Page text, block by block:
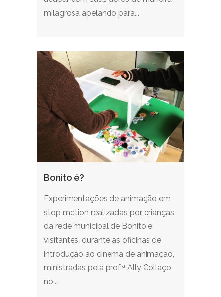
milagrosa apelando para...
Bonito é?
Experimentações de animação em
stop motion realizadas por crianças
da rede municipal de Bonito e
visitantes, durante as oficinas de
introdução ao cinema de animação,
ministradas pela prof.ª Ally Collaço
no...